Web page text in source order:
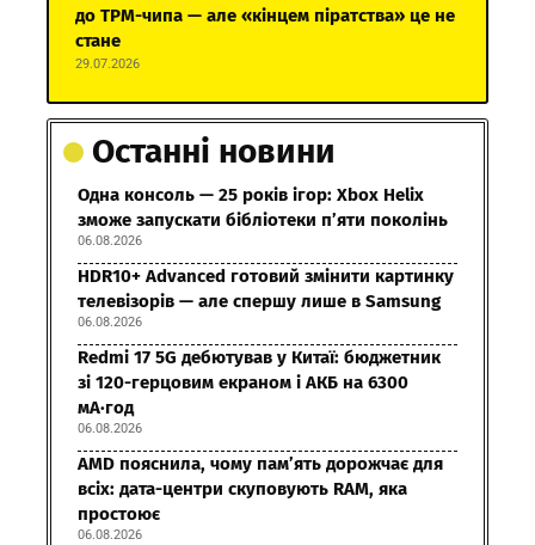
до TPM-чипа — але «кінцем піратства» це не
стане
29.07.2026
Останні новини
Одна консоль — 25 років ігор: Xbox Helix
зможе запускати бібліотеки п’яти поколінь
06.08.2026
HDR10+ Advanced готовий змінити картинку
телевізорів — але спершу лише в Samsung
06.08.2026
Redmi 17 5G дебютував у Китаї: бюджетник
зі 120-герцовим екраном і АКБ на 6300
мА·год
06.08.2026
AMD пояснила, чому пам’ять дорожчає для
всіх: дата-центри скуповують RAM, яка
простоює
06.08.2026